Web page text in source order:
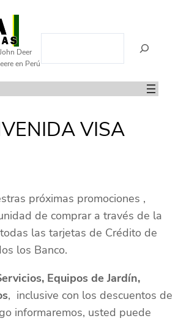
Deer
en Perú
VISA
próximas promociones ,
de comprar a través de la
las tarjetas de Crédito de
los Banco.
Equipos de Jardín,
, inclusive con los descuentos de
informaremos, usted puede